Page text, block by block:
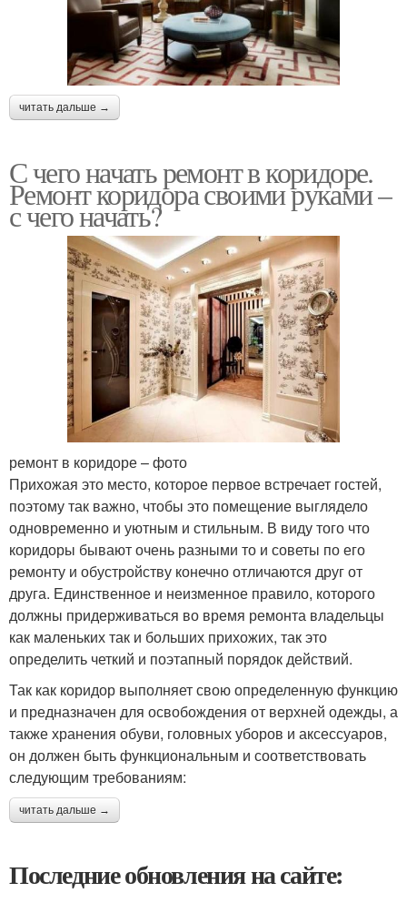
читать дальше →
С чего начать ремонт в коридоре.
Ремонт коридора своими руками –
с чего начать?
ремонт в коридоре – фото
Прихожая это место, которое первое встречает гостей,
поэтому так важно, чтобы это помещение выглядело
одновременно и уютным и стильным. В виду того что
коридоры бывают очень разными то и советы по его
ремонту и обустройству конечно отличаются друг от
друга. Единственное и неизменное правило, которого
должны придерживаться во время ремонта владельцы
как маленьких так и больших прихожих, так это
определить четкий и поэтапный порядок действий.
Так как коридор выполняет свою определенную функцию
и предназначен для освобождения от верхней одежды, а
также хранения обуви, головных уборов и аксессуаров,
он должен быть функциональным и соответствовать
следующим требованиям:
читать дальше →
Последние обновления на сайте: